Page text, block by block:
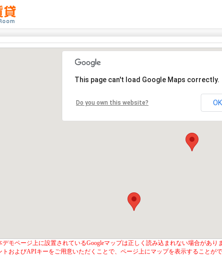
This page can't load Google Maps correctly.
Do you own this website? OK
デモページ上に設置されているGoogleマップは正しく読み込まれない場合があり
トおよびAPIキーをご用意いただくことで、ページ上にマップを表示することがで